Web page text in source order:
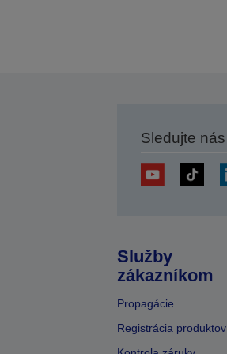
Sledujte nás
Služby
zákazníkom
Propagácie
Registrácia produktov